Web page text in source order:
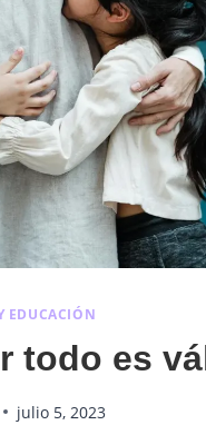
EDUCACIÓN
todo es
julio 5, 2023